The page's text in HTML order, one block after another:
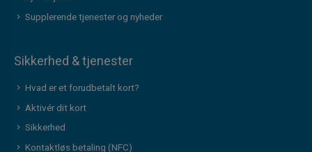
Supplerende tjenester og nyheder
Sikkerhed & tjenester
Hvad er et forudbetalt kort?
Aktivér dit kort
Sikkerhed
Kontaktløs betaling (NFC)